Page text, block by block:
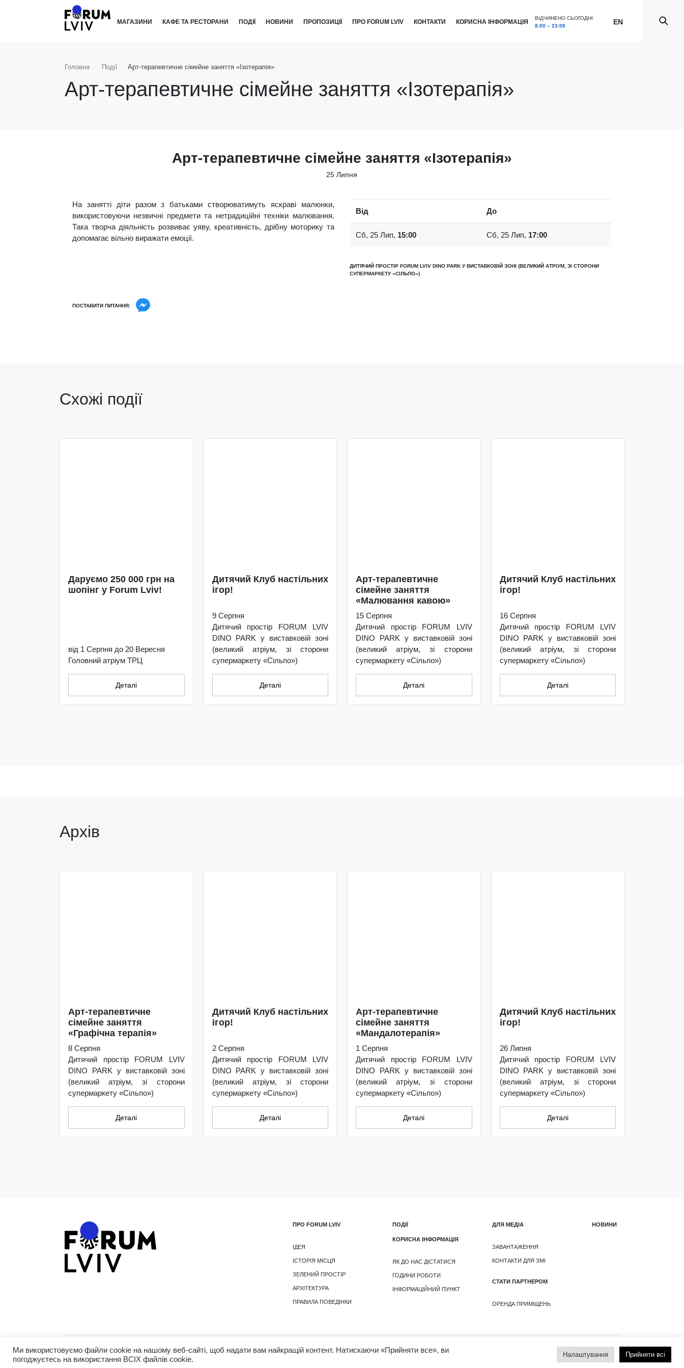
МАГАЗИНИ КАФЕ ТА РЕСТОРАНИ ПОДІЇ НОВИНИ ПРОПОЗИЦІЇ ПРО FORUM LVIV КОНТАКТИ КОРИСНА ІНФОРМАЦІЯ
ВІДЧИНЕНО СЬОГОДНІ
8:00 – 23:00
EN
Головна Події Арт-терапевтичне сімейне заняття «Ізотерапія»
Арт-терапевтичне сімейне заняття «Ізотерапія»
Арт-терапевтичне сімейне заняття «Ізотерапія»
25 Липня
На занятті діти разом з батьками створюватимуть яскраві малюнки,
використовуючи незвичні предмети та нетрадиційні техніки малювання.
Така творча діяльність розвиває уяву, креативність, дрібну моторику та
допомагає вільно виражати емоції.
Від До
Сб, 25 Лип, 15:00 Сб, 25 Лип, 17:00
ДИТЯЧИЙ ПРОСТІР FORUM LVIV DINO PARK У ВИСТАВКОВІЙ ЗОНІ (ВЕЛИКИЙ АТРІУМ, ЗІ СТОРОНИ
СУПЕРМАРКЕТУ «СІЛЬПО»)
ПОСТАВИТИ ПИТАННЯ:
Схожі події
Даруємо 250 000 грн на
шопінг у Forum Lviv!
від 1 Серпня до 20 Вересня
Головний атріум ТРЦ
Деталі
Дитячий Клуб настільних
ігор!
9 Серпня
Дитячий простір FORUM LVIV
DINO PARK у виставковій зоні
(великий атріум, зі сторони
супермаркету «Сільпо»)
Деталі
Арт-терапевтичне
сімейне заняття
«Малювання кавою»
15 Серпня
Дитячий простір FORUM LVIV
DINO PARK у виставковій зоні
(великий атріум, зі сторони
супермаркету «Сільпо»)
Деталі
Дитячий Клуб настільних
ігор!
16 Серпня
Дитячий простір FORUM LVIV
DINO PARK у виставковій зоні
(великий атріум, зі сторони
супермаркету «Сільпо»)
Деталі
Архів
Арт-терапевтичне
сімейне заняття
«Графічна терапія»
8 Серпня
Дитячий простір FORUM LVIV
DINO PARK у виставковій зоні
(великий атріум, зі сторони
супермаркету «Сільпо»)
Деталі
Дитячий Клуб настільних
ігор!
2 Серпня
Дитячий простір FORUM LVIV
DINO PARK у виставковій зоні
(великий атріум, зі сторони
супермаркету «Сільпо»)
Деталі
Арт-терапевтичне
сімейне заняття
«Мандалотерапія»
1 Серпня
Дитячий простір FORUM LVIV
DINO PARK у виставковій зоні
(великий атріум, зі сторони
супермаркету «Сільпо»)
Деталі
Дитячий Клуб настільних
ігор!
26 Липня
Дитячий простір FORUM LVIV
DINO PARK у виставковій зоні
(великий атріум, зі сторони
супермаркету «Сільпо»)
Деталі
ПРО FORUM LVIV
ІДЕЯ
ІСТОРІЯ МІСЦЯ
ЗЕЛЕНИЙ ПРОСТІР
АРХІТЕКТУРА
ПРАВИЛА ПОВЕДІНКИ
ПОДІЇ
КОРИСНА ІНФОРМАЦІЯ
ЯК ДО НАС ДІСТАТИСЯ
ГОДИНИ РОБОТИ
ІНФОРМАЦІЙНИЙ ПУНКТ
ДЛЯ МЕДІА
ЗАВАНТАЖЕННЯ
КОНТАКТИ ДЛЯ ЗМІ
СТАТИ ПАРТНЕРОМ
ОРЕНДА ПРИМІЩЕНЬ
НОВИНИ
©2026 Forum Lviv Правила користування сайтом Політика Конфіденційності
Ми використовуємо файли cookie на нашому веб-сайті, щоб надати вам найкращій контент. Натискаючи «Прийняти все», ви
погоджуєтесь на використання ВСІХ файлів cookie.
Налаштування Прийняти всі